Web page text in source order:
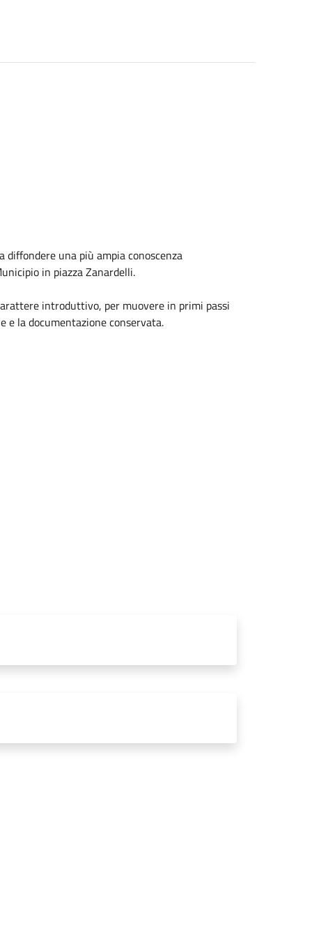
una più ampia conoscenza
in piazza Zanardelli.
introduttivo, per muovere in primi passi
e la documentazione conservata.